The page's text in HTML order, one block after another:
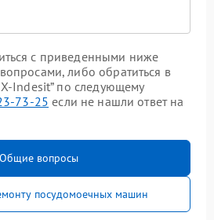
с приведенными ниже
либо обратиться в
Indesit” по следующему
73-25 если не нашли ответ на
Общие вопросы
посудомоечных машин